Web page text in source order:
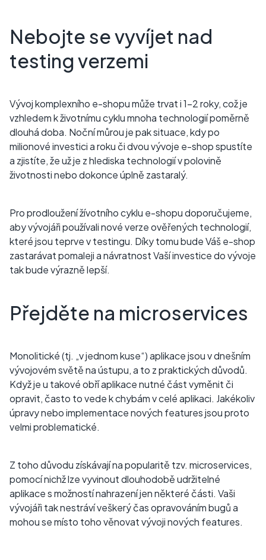
Nebojte se vyvíjet nad
testing verzemi
Vývoj komplexního e-shopu může trvat i 1-2 roky, což je
vzhledem k životnímu cyklu mnoha technologií poměrně
dlouhá doba. Noční můrou je pak situace, kdy po
milionové investici a roku či dvou vývoje e-shop spustíte
a zjistíte, že už je z hlediska technologií v polovině
životnosti nebo dokonce úplně zastaralý.
Pro prodloužení žívotního cyklu e-shopu doporučujeme,
aby vývojáři používali nové verze ověřených technologií,
které jsou teprve v testingu. Díky tomu bude Váš e-shop
zastarávat pomaleji a návratnost Vaší investice do vývoje
tak bude výrazně lepší.
Přejděte na microservices
Monolitické (tj. „v jednom kuse“) aplikace jsou v dnešním
vývojovém světě na ústupu, a to z praktických důvodů.
Když je u takové obří aplikace nutné část vyměnit či
opravit, často to vede k chybám v celé aplikaci. Jakékoliv
úpravy nebo implementace nových features jsou proto
velmi problematické.
Z toho důvodu získávají na popularitě tzv. microservices,
pomocí nichž lze vyvinout dlouhodobě udržitelné
aplikace s možností nahrazení jen některé části. Vaši
vývojáři tak nestráví veškerý čas opravováním bugů a
mohou se místo toho věnovat vývoji nových features.